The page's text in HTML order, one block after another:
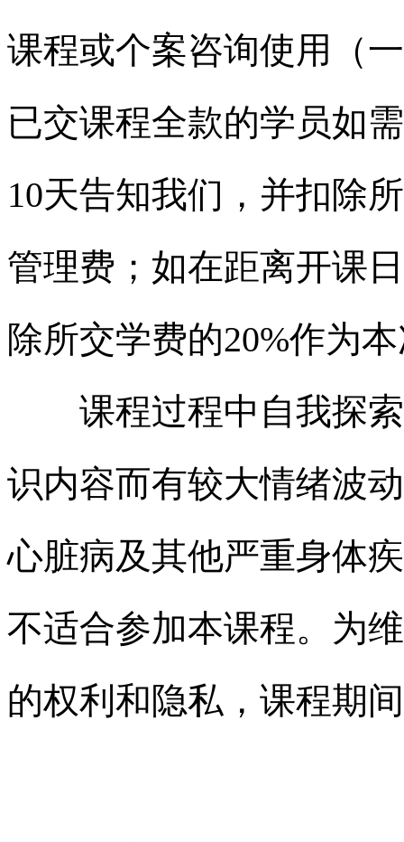
课程或个案咨询使用（
已交课程全款的学员如
10天告知我们，并扣除
管理费；如在距离开课
除所交学费的20%作为
课程过程中自我探索
识内容而有较大情绪波
心脏病及其他严重身体
不适合参加本课程。为
的权利和隐私，课程期